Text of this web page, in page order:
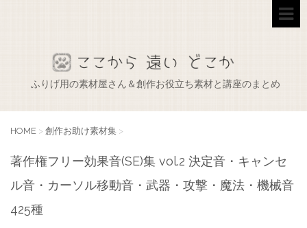
ふりげ用の素材屋さん＆創作お役立ち素材と講座のまとめ
HOME > 創作お助け素材集 >
著作権フリー効果音(SE)集 vol.2 決定音・キャンセ
ル音・カーソル移動音・武器・攻撃・魔法・機械音
425種